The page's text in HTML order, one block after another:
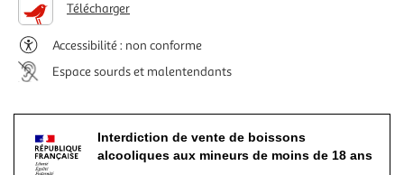
Télécharger
Accessibilité : non conforme
Espace sourds et malentendants
Interdiction de vente de boissons
alcooliques aux mineurs de moins de 18 ans